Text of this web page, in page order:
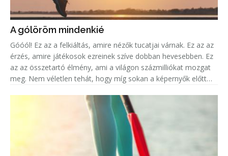
A gólöröm mindenkié
Góóól! Ez az a felkiáltás, amire nézők tucatjai várnak. Ez az az
érzés, amire játékosok ezreinek szíve dobban hevesebben. Ez
az az összetartó élmény, ami a világon százmilliókat mozgat
meg. Nem véletlen tehát, hogy míg sokan a képernyők előtt